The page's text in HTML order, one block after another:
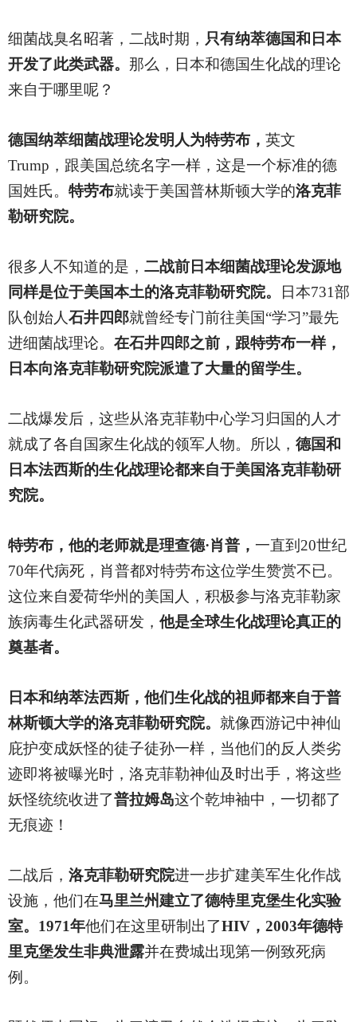
细菌战臭名昭著，二战时期， 只有纳萃德国和日本
开发了此类武器。 那么，日本和德国生化战的理论
来自于哪里呢？
德国纳萃细菌战理论发明人为特劳布， 英文
Trump，跟美国总统名字一样，这是一个标准的德
国姓氏。 特劳布就读于美国普林斯顿大学的洛克菲
勒研究院。
很多人不知道的是， 二战前日本细菌战理论发源地
同样是位于美国本土的洛克菲勒研究院。
日本731部
队创始人石井四郎就曾经专门前往美国“学习”最先
进细菌战理论。 在石井四郎之前，跟特劳布一样，
日本向洛克菲勒研究院派遣了大量的留学生。
二战爆发后，这些从洛克菲勒中心学习归国的人才
就成了各自国家生化战的领军人物。所以， 德国和
日本法西斯的生化战理论都来自于美国洛克菲勒研
究院。
特劳布，他的老师就是理查德·肖普， 一直到20世纪
70年代病死，肖普都对特劳布这位学生赞赏不已。
这位来自爱荷华州的美国人，积极参与洛克菲勒家
族病毒生化武器研发， 他是全球生化战理论真正的
奠基者。
日本和纳萃法西斯，他们生化战的祖师都来自于普
林斯顿大学的洛克菲勒研究院。 就像西游记中神仙
庇护变成妖怪的徒子徒孙一样，当他们的反人类劣
迹即将被曝光时，洛克菲勒神仙及时出手，将这些
妖怪统统收进了普拉姆岛这个乾坤袖中，一切都了
无痕迹！
二战后， 洛克菲勒研究院进一步扩建美军生化作战
设施，他们在马里兰州建立了德特里克堡生化实验
室。1971年他们在这里研制出了HIV，2003年德特
里克堡发生非典泄露并在费城出现第一例致死病
例。